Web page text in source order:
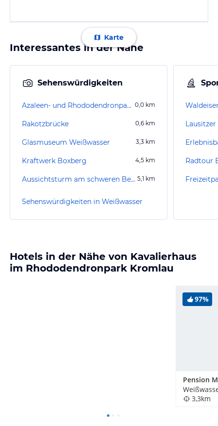
Karte
Interessantes in der Nähe
Sehenswürdigkeiten
Azaleen- und Rhododendronpark Kromlau 0,0 km
Rakotzbrücke 0,6 km
Glasmuseum Weißwasser 3,3 km
Kraftwerk Boxberg 4,5 km
Aussichtsturm am schweren Berg 5,1 km
Sehenswürdigkeiten in Weißwasser
Lausitzer
Radtour
Hotels in der Nähe von Kavalierhaus
im Rhododendronpark Kromlau
97%
Pension
3,3km